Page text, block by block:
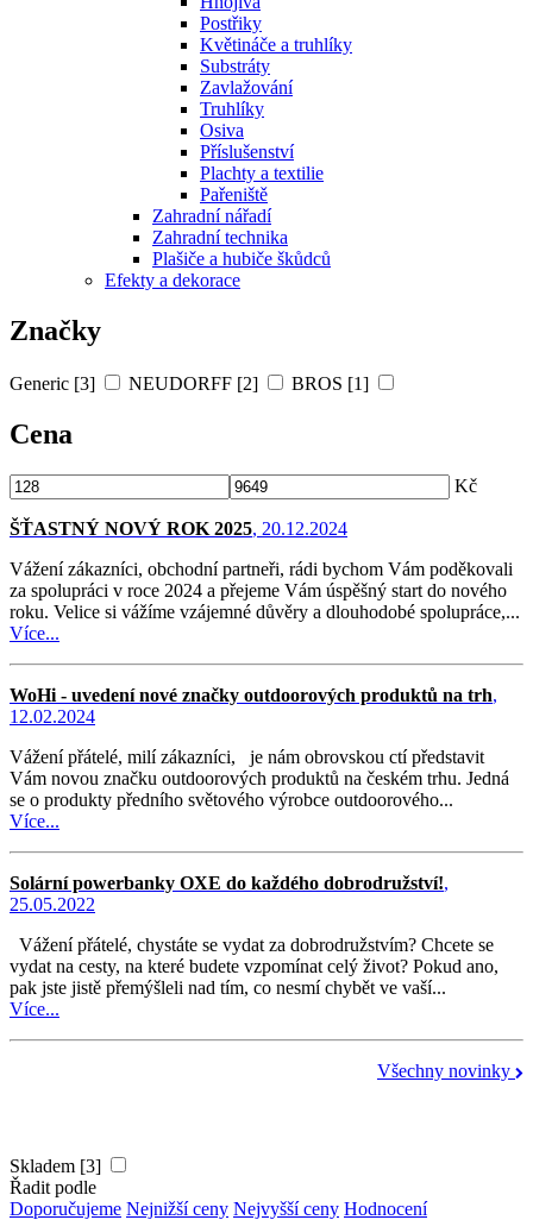
Postřiky
Květináče a truhlíky
Substráty
Zavlažování
Truhlíky
Osiva
Příslušenství
Plachty a textilie
Pařeniště
Zahradní nářadí
Zahradní technika
Plašiče a hubiče škůdců
Efekty a dekorace
Značky
Generic [3] NEUDORFF [2] BROS [1]
Cena
Kč
ŠŤASTNÝ NOVÝ ROK 2025, 20.12.2024
Vážení zákazníci, obchodní partneři, rádi bychom Vám poděkovali
za spolupráci v roce 2024 a přejeme Vám úspěšný start do nového
roku. Velice si vážíme vzájemné důvěry a dlouhodobé spolupráce,...
Více...
WoHi - uvedení nové značky outdoorových produktů na trh,
12.02.2024
Vážení přátelé, milí zákazníci, je nám obrovskou ctí představit
Vám novou značku outdoorových produktů na českém trhu. Jedná
se o produkty předního světového výrobce outdoorového...
Více...
Solární powerbanky OXE do každého dobrodružství!,
25.05.2022
Vážení přátelé, chystáte se vydat za dobrodružstvím? Chcete se
vydat na cesty, na které budete vzpomínat celý život? Pokud ano,
pak jste jistě přemýšleli nad tím, co nesmí chybět ve vaší...
Více...
Všechny novinky
Skladem [3]
Řadit podle
Doporučujeme Nejnižší ceny Nejvyšší ceny Hodnocení